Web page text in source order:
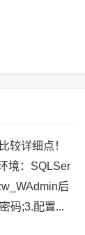
较详细点！
境：SQLSer
后
码;3.配置...